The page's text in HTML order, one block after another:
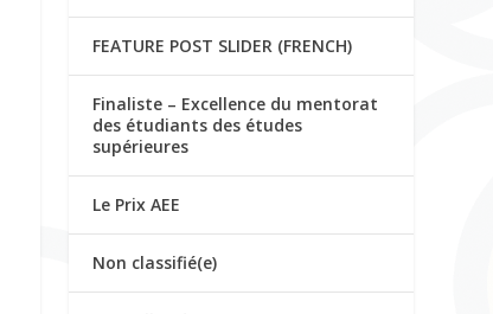
FEATURE POST SLIDER (FRENCH)
Finaliste – Excellence du mentorat
des étudiants des études
supérieures
Le Prix AEE
Non classifié(e)